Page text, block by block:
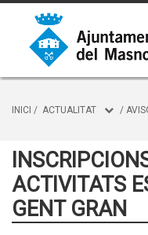
INICI / ACTUALITAT /
ACTIVITATS
GENT GRAN